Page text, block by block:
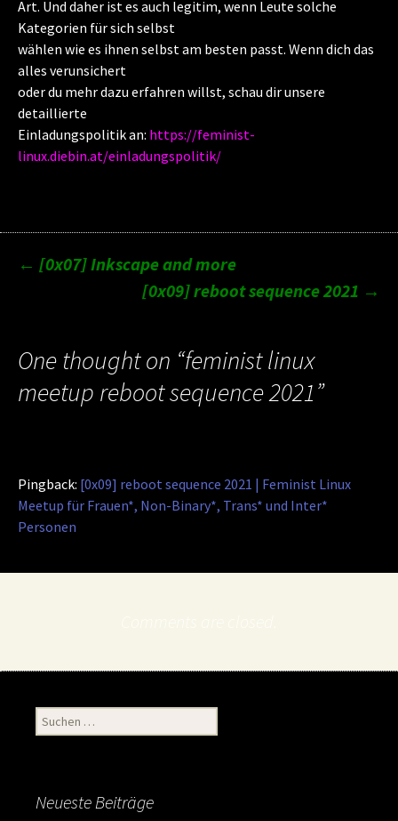
Art. Und daher ist es auch legitim, wenn Leute solche
Kategorien für sich selbst
wählen wie es ihnen selbst am besten passt. Wenn dich das
alles verunsichert
oder du mehr dazu erfahren willst, schau dir unsere
detaillierte
Einladungspolitik an: https://feminist-
linux.diebin.at/einladungspolitik/
Post
← [0x07] Inkscape and more
[0x09] reboot sequence 2021 →
One thought on “feminist linux
meetup reboot sequence 2021”
Pingback: [0x09] reboot sequence 2021 | Feminist Linux
Meetup für Frauen*, Non-Binary*, Trans* und Inter*
Personen
Suchen
nach:
Neueste Beiträge